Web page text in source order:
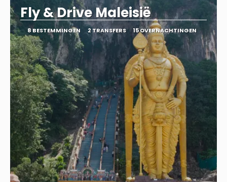
Fly & Drive Maleisië
8 BESTEMMINGEN 2 TRANSFERS 15 OVERNACHTINGEN